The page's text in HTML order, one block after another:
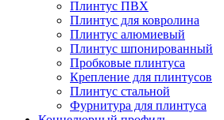
Плинтус ПВХ
Плинтус для ковролина
Плинтус алюмиевый
Плинтус шпонированный
Пробковые плинтуса
Крепление для плинтусов
Плинтус стальной
Фурнитура для плинтуса